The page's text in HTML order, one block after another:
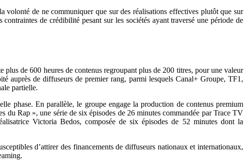
volonté de ne communiquer que sur des réalisations effectives plutôt que sur
de crédibilité pesant sur les sociétés ayant traversé une période de
de 600 heures de contenus regroupant plus de 200 titres, pour une valeur
auprès de diffuseurs de premier rang, parmi lesquels Canal+ Groupe, TF1,
partielle.
phase. En parallèle, le groupe engage la production de contenus premium
du Rap », une série de six épisodes de 26 minutes commandée par Trace TV
Victoria Bedos, composée de six épisodes de 52 minutes dont la
d’attirer des financements de diffuseurs nationaux et internationaux,